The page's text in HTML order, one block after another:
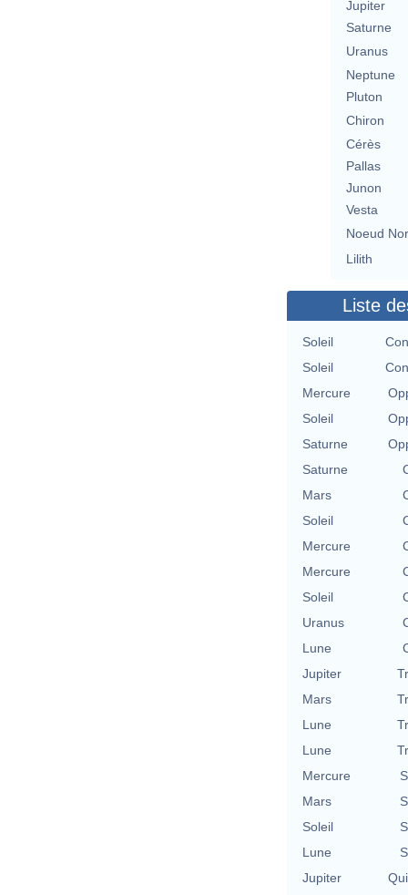
Jupiter
Saturne
Uranus
Neptune
Pluton
Chiron
Cérès
Pallas
Junon
Vesta
Noeud
Lilith
Liste
Soleil
Soleil
Mercure
Soleil
Saturne
Saturne
Mars
Soleil
Mercure
Mercure
Soleil
Uranus
Lune
Jupiter
Mars
Lune
Lune
Mercure
Mars
Soleil
Lune
Jupiter